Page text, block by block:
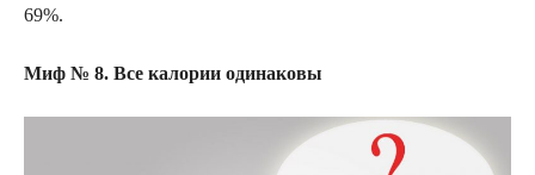
69%.
Миф № 8. Все калории одинаковы